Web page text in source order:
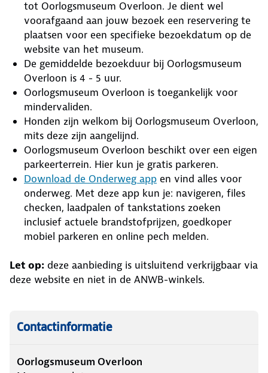
tot Oorlogsmuseum Overloon. Je dient wel
voorafgaand aan jouw bezoek een reservering te
plaatsen voor een specifieke bezoekdatum op de
website van het museum.
De gemiddelde bezoekduur bij Oorlogsmuseum
Overloon is 4 - 5 uur.
Oorlogsmuseum Overloon is toegankelijk voor
mindervaliden.
Honden zijn welkom bij Oorlogsmuseum Overloon,
mits deze zijn aangelijnd.
Oorlogsmuseum Overloon beschikt over een eigen
parkeerterrein. Hier kun je gratis parkeren.
Download de Onderweg app en vind alles voor
onderweg. Met deze app kun je: navigeren, files
checken, laadpalen of tankstations zoeken
inclusief actuele brandstofprijzen, goedkoper
mobiel parkeren en online pech melden.
Let op: deze aanbieding is uitsluitend verkrijgbaar via
deze website en niet in de ANWB-winkels.
Contactinformatie
Oorlogsmuseum Overloon